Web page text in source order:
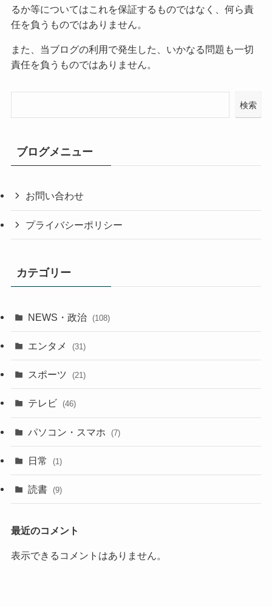
るか等についてはこれを保証するものではなく、何ら責
任を負うものではありません。
また、当ブログの利用で発生した、いかなる問題も一切
責任を負うものではありません。
検索
ブログメニュー
お問い合わせ
プライバシーポリシー
カテゴリー
NEWS・政治 (108)
エンタメ (31)
スポーツ (21)
テレビ (46)
パソコン・スマホ (7)
日常 (1)
読書 (9)
最近のコメント
表示できるコメントはありません。